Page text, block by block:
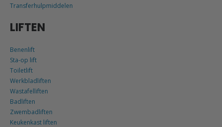
Transferhulpmiddelen
LIFTEN
Benenlift
Sta-op lift
Toiletlift
Werkbladliften
Wastafelliften
Badliften
Zwembadliften
Keukenkast liften